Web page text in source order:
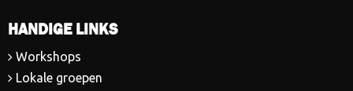
HANDIGE LINKS
Workshops
Lokale groepen